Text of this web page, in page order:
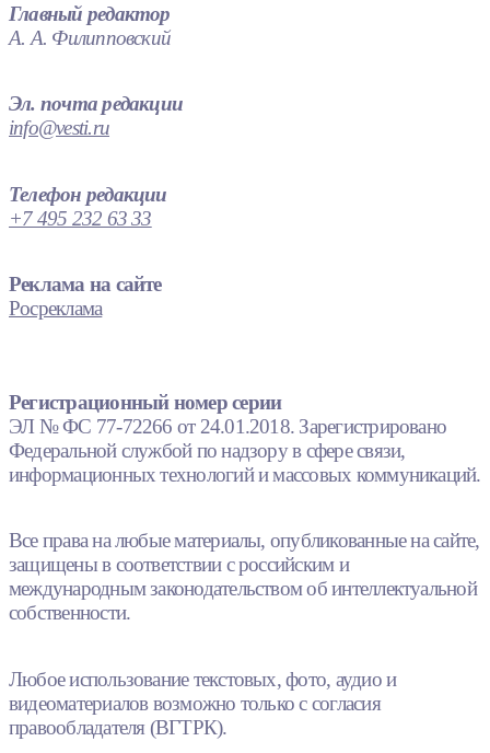
Главный редактор
А. А. Филипповский
Эл. почта редакции
info@vesti.ru
Телефон редакции
+7 495 232 63 33
Реклама на сайте
Росреклама
Регистрационный номер серии
ЭЛ № ФС 77-72266 от 24.01.2018. Зарегистрировано
Федеральной службой по надзору в сфере связи,
информационных технологий и массовых коммуникаций.
Все права на любые материалы, опубликованные на сайте,
защищены в соответствии с российским и
международным законодательством об интеллектуальной
собственности.
Любое использование текстовых, фото, аудио и
видеоматериалов возможно только с согласия
правообладателя (ВГТРК).